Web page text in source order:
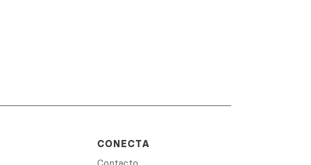
CONECTA
Contacto